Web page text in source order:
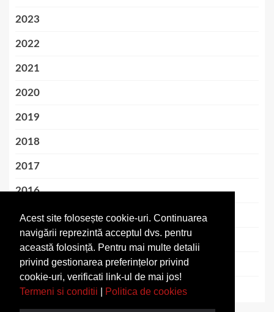
Acest site folosește cookie-uri. Continuarea
navigării reprezintă acceptul dvs. pentru
această folosință. Pentru mai multe detalii
privind gestionarea preferințelor privind
cookie-uri, verificati link-ul de mai jos!
Termeni si conditii
Politica de cookies
2023
2022
2021
2020
2019
2018
2017
2016
2015
2014
2013
2012